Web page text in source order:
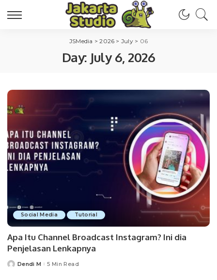
JSMedia >2026 > July> 06
Day: July 6, 2026
Social Media Tutorial
Apa Itu Channel Broadcast Instagram? Ini dia
Penjelasan Lenkapnya
PostedDendi M 5 Min Read